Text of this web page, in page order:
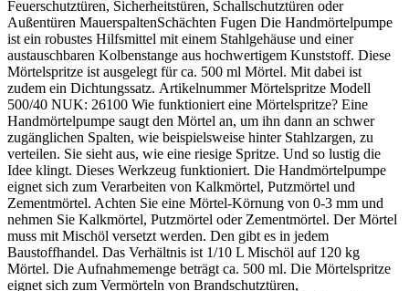
Feuerschutztüren, Sicherheitstüren, Schallschutztüren oder
Außentüren MauerspaltenSchächten Fugen Die Handmörtelpumpe
ist ein robustes Hilfsmittel mit einem Stahlgehäuse und einer
austauschbaren Kolbenstange aus hochwertigem Kunststoff. Diese
Mörtelspritze ist ausgelegt für ca. 500 ml Mörtel. Mit dabei ist
zudem ein Dichtungssatz. Artikelnummer Mörtelspritze Modell
500/40 NUK: 26100 Wie funktioniert eine Mörtelspritze? Eine
Handmörtelpumpe saugt den Mörtel an, um ihn dann an schwer
zugänglichen Spalten, wie beispielsweise hinter Stahlzargen, zu
verteilen. Sie sieht aus, wie eine riesige Spritze. Und so lustig die
Idee klingt. Dieses Werkzeug funktioniert. Die Handmörtelpumpe
eignet sich zum Verarbeiten von Kalkmörtel, Putzmörtel und
Zementmörtel. Achten Sie eine Mörtel-Körnung von 0-3 mm und
nehmen Sie Kalkmörtel, Putzmörtel oder Zementmörtel. Der Mörtel
muss mit Mischöl versetzt werden. Den gibt es in jedem
Baustoffhandel. Das Verhältnis ist 1/10 L Mischöl auf 120 kg
Mörtel. Die Aufnahmemenge beträgt ca. 500 ml. Die Mörtelspritze
eignet sich zum Vermörteln von Brandschutztüren,